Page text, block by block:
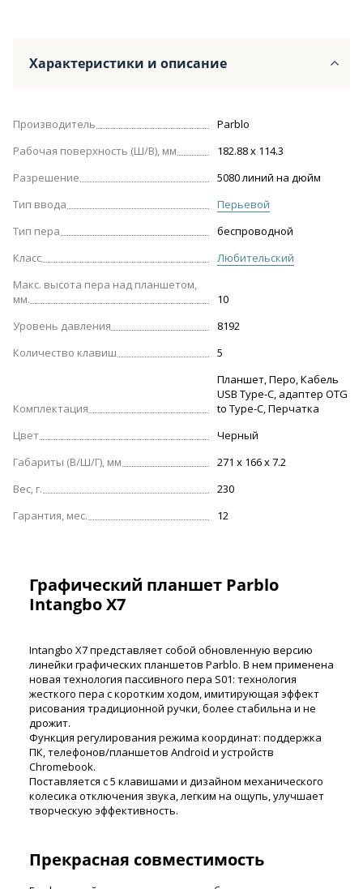
Характеристики и описание
Производитель
Parblo
Рабочая поверхность (Ш/В), мм
182.88 х 114.3
Разрешение
5080 линий на дюйм
Тип ввода
Перьевой
Тип пера
беспроводной
Класс
Любительский
Макс. высота пера над планшетом,
мм.
10
Уровень давления
8192
Количество клавиш
5
Комплектация
Планшет, Перо, Кабель
USB Type-C, адаптер OTG
to Type-C, Перчатка
Цвет
Черный
Габариты (В/Ш/Г), мм
271 x 166 x 7.2
Вес, г.
230
Гарантия, мес.
12
Графический планшет Parblo
Intangbo X7
Intangbo X7 представляет собой обновленную версию
линейки графических планшетов Parblo. В нем применена
новая технология пассивного пера S01: технология
жесткого пера с коротким ходом, имитирующая эффект
рисования традиционной ручки, более стабильна и не
дрожит.
Функция регулирования режима координат: поддержка
ПК, телефонов/планшетов Android и устройств
Chromebook.
Поставляется с 5 клавишами и дизайном механического
колесика отключения звука, легким на ощупь, улучшает
творческую эффективность.
Прекрасная совместимость